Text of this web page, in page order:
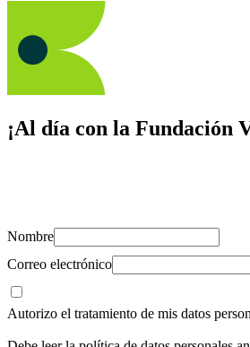
¡Al día con la Fundación
Nombre
Correo electrónico
Autorizo el tratamiento de mis datos